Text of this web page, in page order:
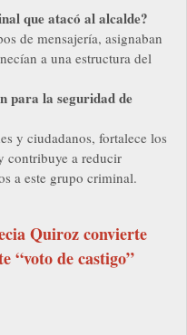
que atacó al alcalde?
de mensajería, asignaban
a una estructura del
para la seguridad de
y ciudadanos, fortalece los
contribuye a reducir
a este grupo criminal.
Quiroz convierte
“voto de castigo”